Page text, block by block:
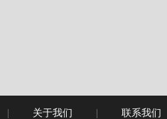
关于我们 联系我们